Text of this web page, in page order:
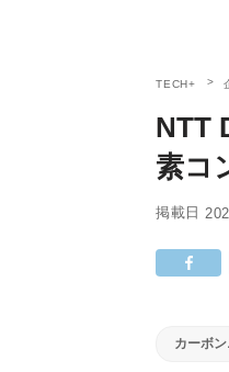
TECH+
NTT
素コ
掲載日
カーボ